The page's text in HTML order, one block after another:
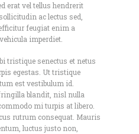
erat vel tellus hendrerit
ac lectus sed,
feugiat enim a
imperdiet.
tristique senectus et netus
egestas. Ut tristique
est vestibulum id.
blandit, nisl nulla
mi turpis at libero.
rutrum consequat. Mauris
luctus justo non,